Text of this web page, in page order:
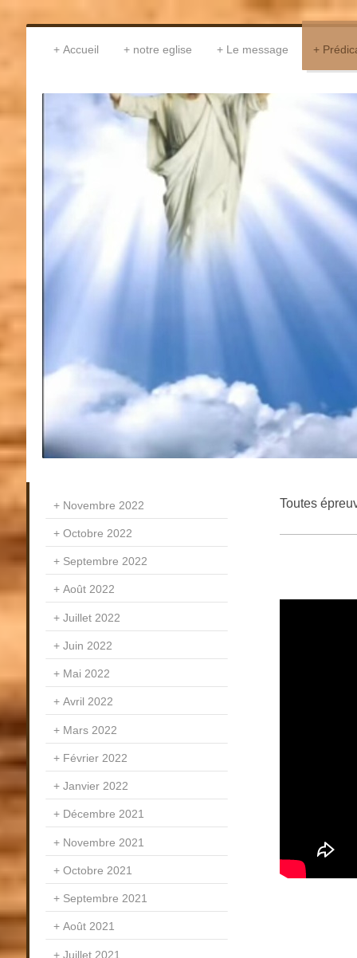
Accueil notre eglise Le message
Toutes
Novembre 2022
Octobre 2022
Septembre 2022
Août 2022
Juillet 2022
Juin 2022
Mai 2022
Avril 2022
Mars 2022
Février 2022
Janvier 2022
Décembre 2021
Novembre 2021
Octobre 2021
Septembre 2021
Août 2021
Juillet 2021